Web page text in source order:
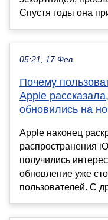
Спустя годы она
05:21, 17 Фев
Почему
Apple
обновились на
Apple наконец
распространения
получились
обновление уже
пользователей. С